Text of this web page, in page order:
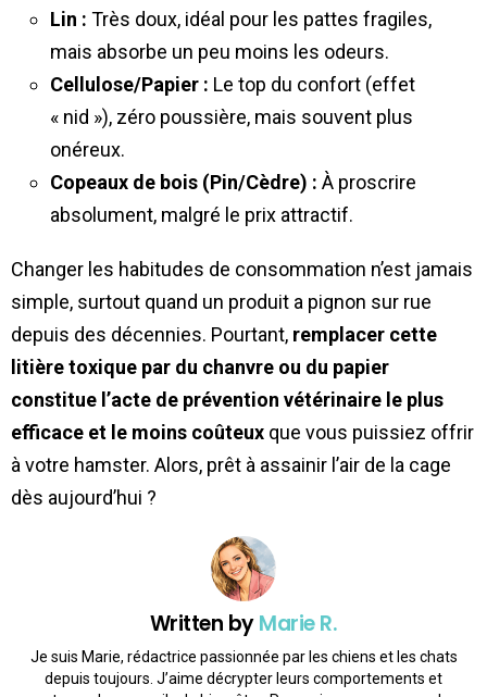
Lin : Très doux, idéal pour les pattes fragiles,
mais absorbe un peu moins les odeurs.
Cellulose/Papier : Le top du confort (effet
« nid »), zéro poussière, mais souvent plus
onéreux.
Copeaux de bois (Pin/Cèdre) : À proscrire
absolument, malgré le prix attractif.
Changer les habitudes de consommation n’est jamais
simple, surtout quand un produit a pignon sur rue
depuis des décennies. Pourtant, remplacer cette
litière toxique par du chanvre ou du papier
constitue l’acte de prévention vétérinaire le plus
efficace et le moins coûteux que vous puissiez offrir
à votre hamster. Alors, prêt à assainir l’air de la cage
dès aujourd’hui ?
Written byMarie R.
Je suis Marie, rédactrice passionnée par les chiens et les chats
depuis toujours. J’aime décrypter leurs comportements et